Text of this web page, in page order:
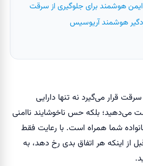
هوشمند برای جلوگیری از سرقت
هوشمند آریوسیس
قرار می‌گیرد نه تنها دارایی
می‌دهید؛ بلکه حس ناخوشایند ناامنی
شما همراه است. با رعایت فقط
از اینکه هر اتفاق بدی رخ دهد، به